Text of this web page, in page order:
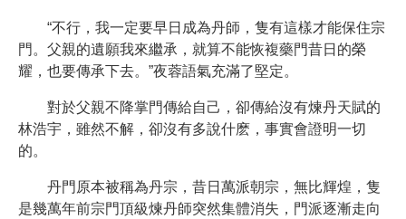
“不行，我一定要早日成為丹師，隻有這樣才能保住宗
門。父親的遺願我來繼承，就算不能恢複藥門昔日的榮
耀，也要傳承下去。”夜蓉語氣充滿了堅定。
對於父親不降掌門傳給自己，卻傳給沒有煉丹天賦的
林浩宇，雖然不解，卻沒有多說什麽，事實會證明一切
的。
丹門原本被稱為丹宗，昔日萬派朝宗，無比輝煌，隻
是幾萬年前宗門頂級煉丹師突然集體消失，門派逐漸走向